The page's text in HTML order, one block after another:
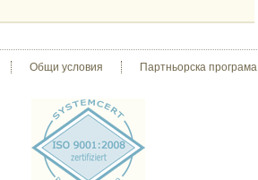
Общи условия Партньорска програма